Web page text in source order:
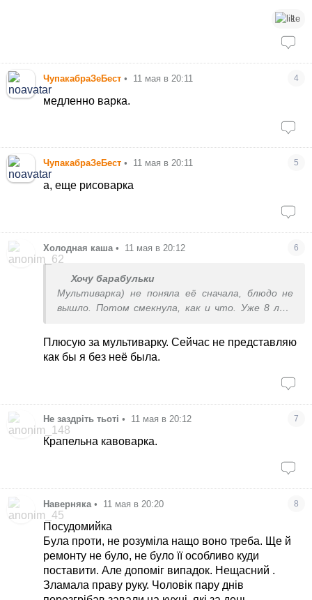
1
ЧупакабраЗеБест • 11 мая в 20:11 4
медленно варка.
ЧупакабраЗеБест • 11 мая в 20:11 5
а, еще рисоварка
Холодная каша • 11 мая в 20:12 6
Хочу барабульки
Мультиварка) не поняла её сначала, блюдо не
вышло. Потом смекнула, как и что. Уже 8 лет
Плюсую за мультиварку. Сейчас не представляю
как бы я без неё была.
Не заздріть тьоті • 11 мая в 20:12 7
Крапельна кавоварка.
Наверняка • 11 мая в 20:20 8
Посудомийка
Була проти, не розуміла нащо воно треба. Ще й
ремонту не було, не було її особливо куди
поставити. Але допоміг випадок. Нещасний .
Зламала праву руку. Чоловік пару днів